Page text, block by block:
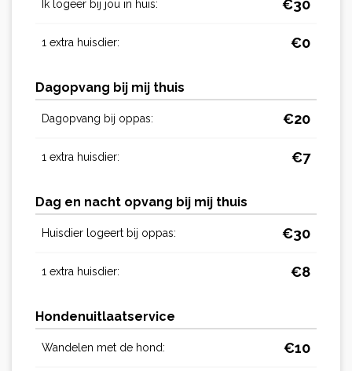
Ik logeer bij jou in huis: €30
1 extra huisdier: €0
Dagopvang bij mij thuis
Dagopvang bij oppas: €20
1 extra huisdier: €7
Dag en nacht opvang bij mij thuis
Huisdier logeert bij oppas: €30
1 extra huisdier: €8
Hondenuitlaatservice
Wandelen met de hond: €10